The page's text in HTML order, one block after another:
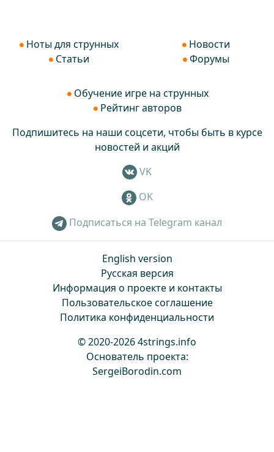
Ноты для струнных
Статьи
Новости
Форумы
Обучение игре на струнных
Рейтинг авторов
Подпишитесь на наши соцсети, чтобы быть в курсе
новостей и акций
VK
OK
Подписаться на Telegram канал
English version
Русская версия
Информация о проекте и контакты
Пользовательское соглашение
Политика конфиденциальности
© 2020-2026 4strings.info
Основатель проекта:
SergeiBorodin.com